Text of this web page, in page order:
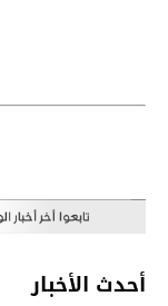
أحدث الأخبار